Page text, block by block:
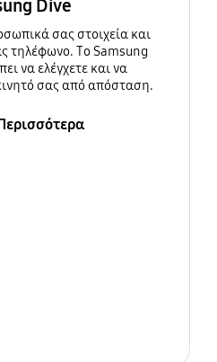
Dive
σας στοιχεία και
τηλέφωνο. Το Samsung
να ελέγχετε και να
σας από απόσταση.